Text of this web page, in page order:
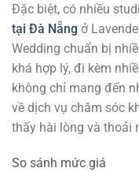
Đặc biệt, có nhiều
tại Đà Nẵng ở
Wedding chuẩn bị
khá hợp lý, đi kèm
không chỉ mang đến
về dịch vụ chăm sóc
thấy hài lòng và thoải
So sánh mức giá